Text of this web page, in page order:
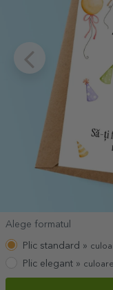
Alege formatul
Plic standard »
Plic elegant »